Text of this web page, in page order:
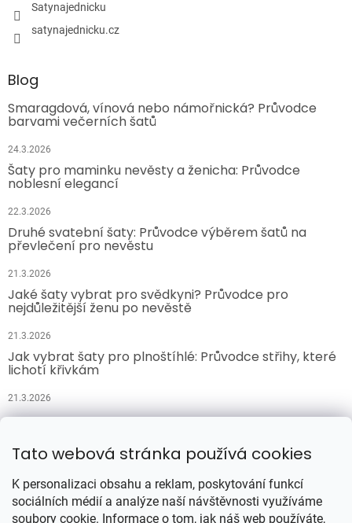
Tato webová stránka používá cookies
K personalizaci obsahu a reklam, poskytování funkcí
sociálních médií a analýze naší návštěvnosti využíváme
soubory cookie. Informace o tom, jak náš web používáte,
Satynajednicku
satynajednicku.cz
Blog
Smaragdová, vínová nebo námořnická? Průvodce
barvami večerních šatů
24.3.2026
Šaty pro maminku nevěsty a ženicha: Průvodce
noblesní elegancí
22.3.2026
Druhé svatební šaty: Průvodce výběrem šatů na
převlečení pro nevěstu
21.3.2026
Jaké šaty vybrat pro svědkyni? Průvodce pro
nejdůležitější ženu po nevěstě
21.3.2026
Jak vybrat šaty pro plnoštíhlé: Průvodce střihy, které
lichotí křivkám
21.3.2026
Přijímáme online platby